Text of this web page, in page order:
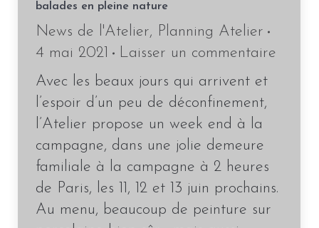
balades en pleine nature
News de l'Atelier, Planning Atelier
4 mai 2021
Laisser un commentaire
Avec les beaux jours qui arrivent et
l’espoir d’un peu de déconfinement,
l’Atelier propose un week end à la
campagne, dans une jolie demeure
familiale à la campagne à 2 heures
de Paris, les 11, 12 et 13 juin prochains.
Au menu, beaucoup de peinture sur